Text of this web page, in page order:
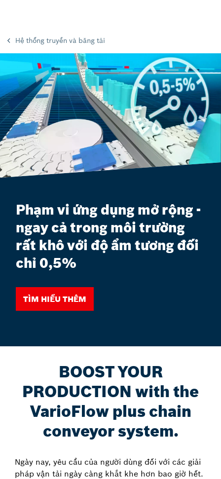
Hệ thống truyền và băng tải
Phạm vi ứng dụng mở rộng -
ngay cả trong môi trường
rất khô với độ ẩm tương đối
chỉ 0,5%
Tìm hiểu thêm
BOOST YOUR
PRODUCTION with the
VarioFlow plus chain
conveyor system.
Ngày nay, yêu cầu của người dùng đối với các giải
pháp vận tải ngày càng khắt khe hơn bao giờ hết.